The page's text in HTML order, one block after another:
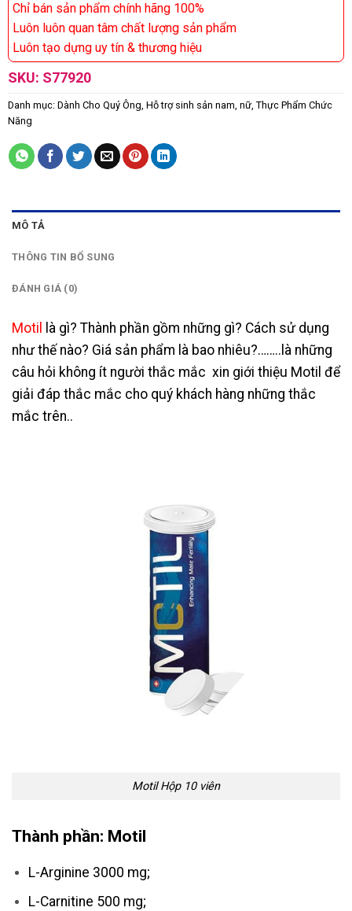
Chỉ bán sản phẩm chính hãng 100%
Luôn luôn quan tâm chất lượng sản phẩm
Luôn tạo dựng uy tín & thương hiệu
SKU: S77920
Danh mục: Dành Cho Quý Ông, Hỗ trợ sinh sản nam, nữ, Thực Phẩm Chức
Năng
MÔ TẢ
THÔNG TIN BỔ SUNG
ĐÁNH GIÁ (0)
Motil
là gì? Thành phần gồm những gì? Cách sử dụng
như thế nào? Giá sản phẩm là bao nhiêu?……..là những
câu hỏi không ít người thắc mắc xin giới thiệu Motil để
giải đáp thắc mắc cho quý khách hàng những thắc
mắc trên..
Motil Hộp 10 viên
Thành phần: Motil
L-Arginine 3000 mg;
L-Carnitine 500 mg;